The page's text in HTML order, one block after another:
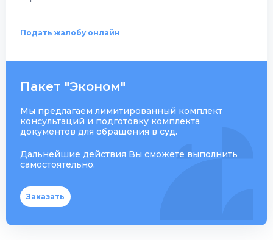
Подать жалобу онлайн
Пакет "Эконом"
Мы предлагаем лимитированный комплект
консультаций и подготовку комплекта
документов для обращения в суд.
Дальнейшие действия Вы сможете выполнить
самостоятельно.
Заказать